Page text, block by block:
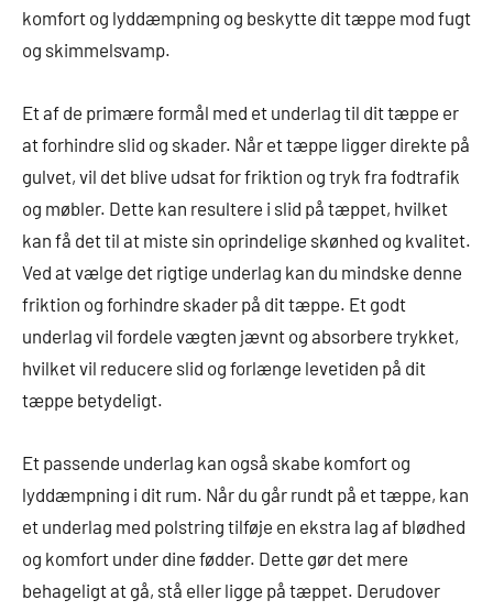
komfort og lyddæmpning og beskytte dit tæppe mod fugt
og skimmelsvamp.
Et af de primære formål med et underlag til dit tæppe er
at forhindre slid og skader. Når et tæppe ligger direkte på
gulvet, vil det blive udsat for friktion og tryk fra fodtrafik
og møbler. Dette kan resultere i slid på tæppet, hvilket
kan få det til at miste sin oprindelige skønhed og kvalitet.
Ved at vælge det rigtige underlag kan du mindske denne
friktion og forhindre skader på dit tæppe. Et godt
underlag vil fordele vægten jævnt og absorbere trykket,
hvilket vil reducere slid og forlænge levetiden på dit
tæppe betydeligt.
Et passende underlag kan også skabe komfort og
lyddæmpning i dit rum. Når du går rundt på et tæppe, kan
et underlag med polstring tilføje en ekstra lag af blødhed
og komfort under dine fødder. Dette gør det mere
behageligt at gå, stå eller ligge på tæppet. Derudover